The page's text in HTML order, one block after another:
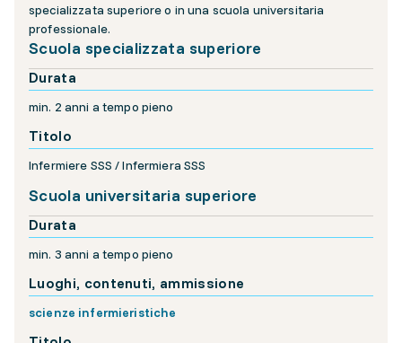
specializzata superiore o in una scuola universitaria
professionale.
Scuola specializzata superiore
Durata
min. 2 anni a tempo pieno
Titolo
Infermiere SSS / Infermiera SSS
Scuola universitaria superiore
Durata
min. 3 anni a tempo pieno
Luoghi, contenuti, ammissione
scienze infermieristiche